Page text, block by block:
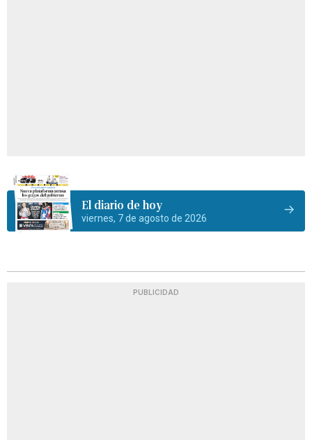
El diario de hoy
viernes, 7 de agosto de 2026
PUBLICIDAD